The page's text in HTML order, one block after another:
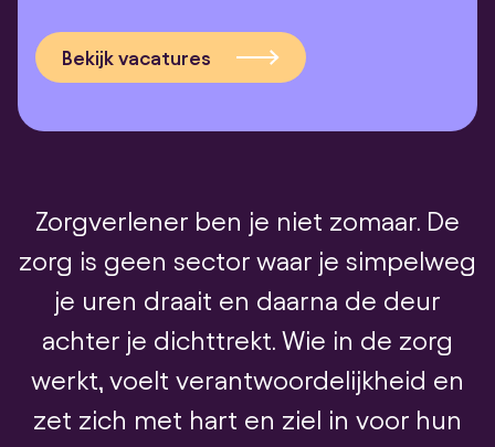
Bekijk vacatures
Zorgverlener ben je niet zomaar. De
zorg is geen sector waar je simpelweg
je uren draait en daarna de deur
achter je dichttrekt. Wie in de zorg
werkt, voelt verantwoordelijkheid en
zet zich met hart en ziel in voor hun